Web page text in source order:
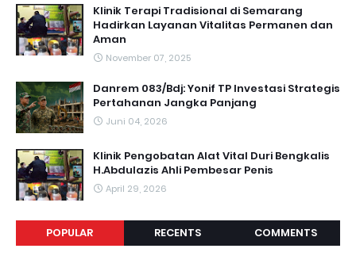
Klinik Terapi Tradisional di Semarang
Hadirkan Layanan Vitalitas Permanen dan
Aman
November 07, 2025
Danrem 083/Bdj: Yonif TP Investasi Strategis
Pertahanan Jangka Panjang
Juni 04, 2026
Klinik Pengobatan Alat Vital Duri Bengkalis
H.Abdulazis Ahli Pembesar Penis
April 29, 2026
POPULAR RECENTS COMMENTS